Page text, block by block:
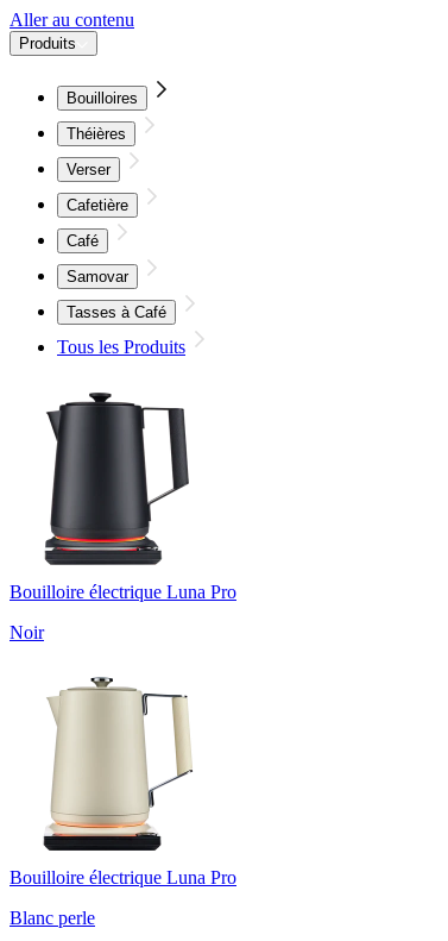
Aller au contenu
Produits
Bouilloires
Théières
Verser
Cafetière
Café
Samovar
Tasses à Café
Tous les Produits
Bouilloire électrique Luna Pro
Noir
Bouilloire électrique Luna Pro
Blanc perle